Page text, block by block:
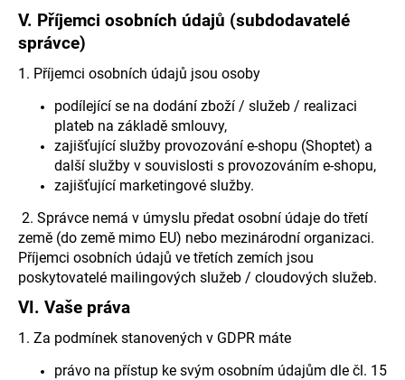
V. Příjemci osobních údajů (subdodavatelé
správce)
1. Příjemci osobních údajů jsou osoby
podílející se na dodání zboží / služeb / realizaci
plateb na základě smlouvy,
zajišťující služby provozování e-shopu (Shoptet) a
další služby v souvislosti s provozováním e-shopu,
zajišťující marketingové služby.
2. Správce nemá v úmyslu předat osobní údaje do třetí
země (do země mimo EU) nebo mezinárodní organizaci.
Příjemci osobních údajů ve třetích zemích jsou
poskytovatelé mailingových služeb / cloudových služeb.
VI. Vaše práva
1. Za podmínek stanovených v GDPR máte
právo na přístup ke svým osobním údajům dle čl. 15